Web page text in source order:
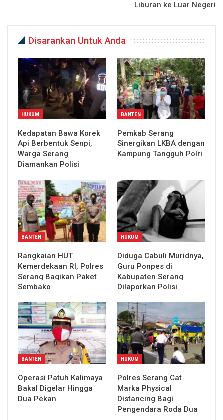
Liburan ke Luar Negeri
Disarankan Untuk Anda
HUKUM
Kedapatan Bawa Korek
Api Berbentuk Senpi,
Warga Serang
Diamankan Polisi
BANTEN
Pemkab Serang
Sinergikan LKBA dengan
Kampung Tangguh Polri
BANTEN
Rangkaian HUT
Kemerdekaan RI, Polres
Serang Bagikan Paket
Sembako
HUKUM
Diduga Cabuli Muridnya,
Guru Ponpes di
Kabupaten Serang
Dilaporkan Polisi
BANTEN
Operasi Patuh Kalimaya
Bakal Digelar Hingga
Dua Pekan
HUKUM
Polres Serang Cat
Marka Physical
Distancing Bagi
Pengendara Roda Dua